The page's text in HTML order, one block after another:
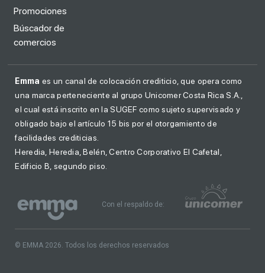
Promociones
Búscador de
comercios
Emma es un canal de colocación crediticio, que opera como
una marca perteneciente al grupo Unicomer Costa Rica S.A.,
el cual está inscrito en la SUGEF como sujeto supervisado y
obligado bajo el artículo 15 bis por el otorgamiento de
facilidades crediticias.
Heredia, Heredia, Belén, Centro Corporativo El Cafetal,
Edificio B, segundo piso.
© EMMA 2026. Todos los derechos reservados
Con el respaldo de: